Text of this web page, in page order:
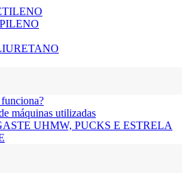
máquinas utilizadas
UHMW, PUCKS E ESTRELA